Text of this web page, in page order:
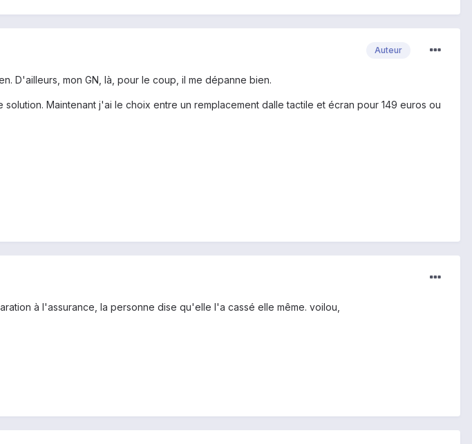
Auteur
D'ailleurs, mon GN, là, pour le coup, il me dépanne bien.
Maintenant j'ai le choix entre un remplacement dalle tactile et écran pour 149 euros ou
à l'assurance, la personne dise qu'elle l'a cassé elle même. voilou,